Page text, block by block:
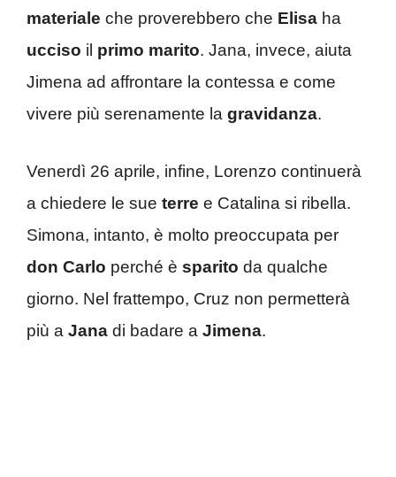
materiale che proverebbero che Elisa ha
ucciso il primo marito. Jana, invece, aiuta
Jimena ad affrontare la contessa e come
vivere più serenamente la gravidanza.
Venerdì 26 aprile, infine, Lorenzo continuerà
a chiedere le sue terre e Catalina si ribella.
Simona, intanto, è molto preoccupata per
don Carlo perché è sparito da qualche
giorno. Nel frattempo, Cruz non permetterà
più a Jana di badare a Jimena.